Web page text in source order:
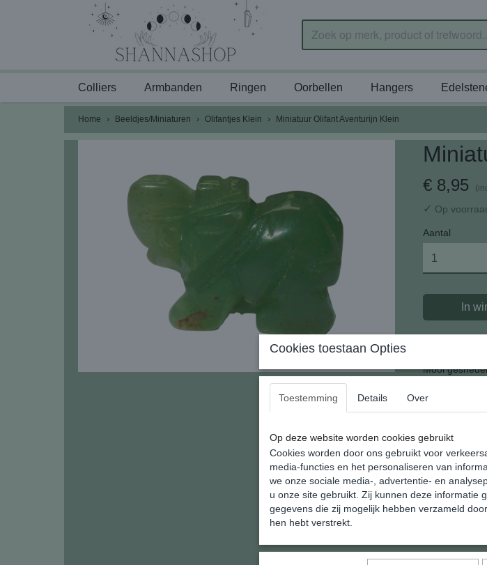
Colliers Armbanden Ringen Oorbellen Hangers
Home › Beeldjes/Miniaturen › Olifantjes Klein › Miniatuur Olifant Aventurijn Klein
€ 8,95
✓ Op
Aantal
In
Mooi
De olifant
zijn enorme
miniaturen en
Dit miniatuur
Verzamelaars
De afmeting
Cookies toestaan Opties
Toestemming Details Over
Op deze website worden cookies gebruikt
Cookies worden door ons gebruikt voor
media-functies en het personaliseren van
we onze sociale media-, advertentie- en
u onze site gebruikt. Zij kunnen deze informatie
gegevens die zij mogelijk hebben verzameld
hen hebt verstrekt.